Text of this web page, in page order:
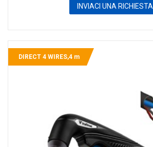
INVIACI UNA RICHIESTA
DIRECT 4 WIRES,4 m